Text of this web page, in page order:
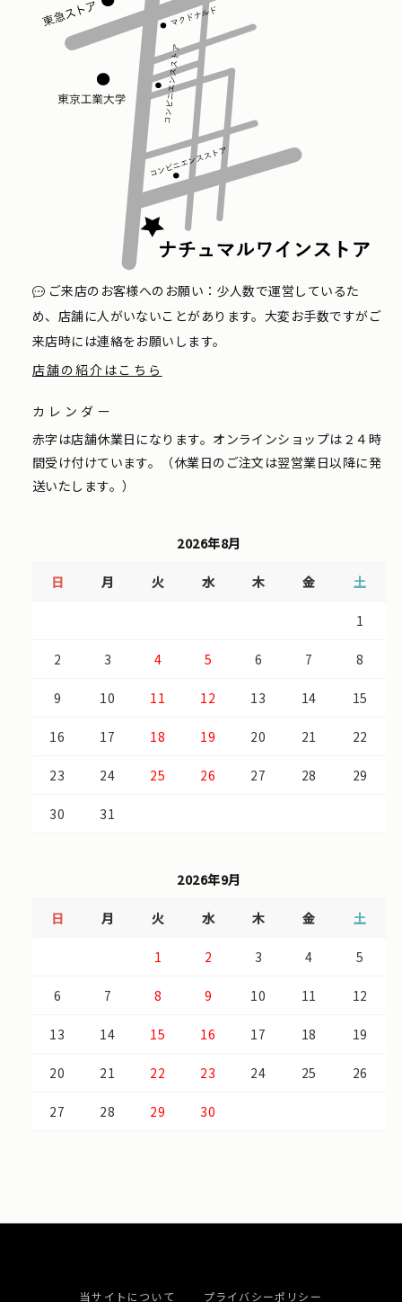
ご来店のお客様へのお願い：少人数で運営しているた
め、店舗に人がいないことがあります。大変お手数ですがご
来店時には連絡をお願いします。
店舗の紹介はこちら
カレンダー
赤字は店舗休業日になります。オンラインショップは２４時
間受け付けています。（休業日のご注文は翌営業日以降に発
送いたします。）
2026年8月
日 月 火 水 木 金 土
1
2 3 4 5 6 7 8
9 10 11 12 13 14 15
16 17 18 19 20 21 22
23 24 25 26 27 28 29
30 31
2026年9月
日 月 火 水 木 金 土
1 2 3 4 5
6 7 8 9 10 11 12
13 14 15 16 17 18 19
20 21 22 23 24 25 26
27 28 29 30
当サイトについて プライバシーポリシー